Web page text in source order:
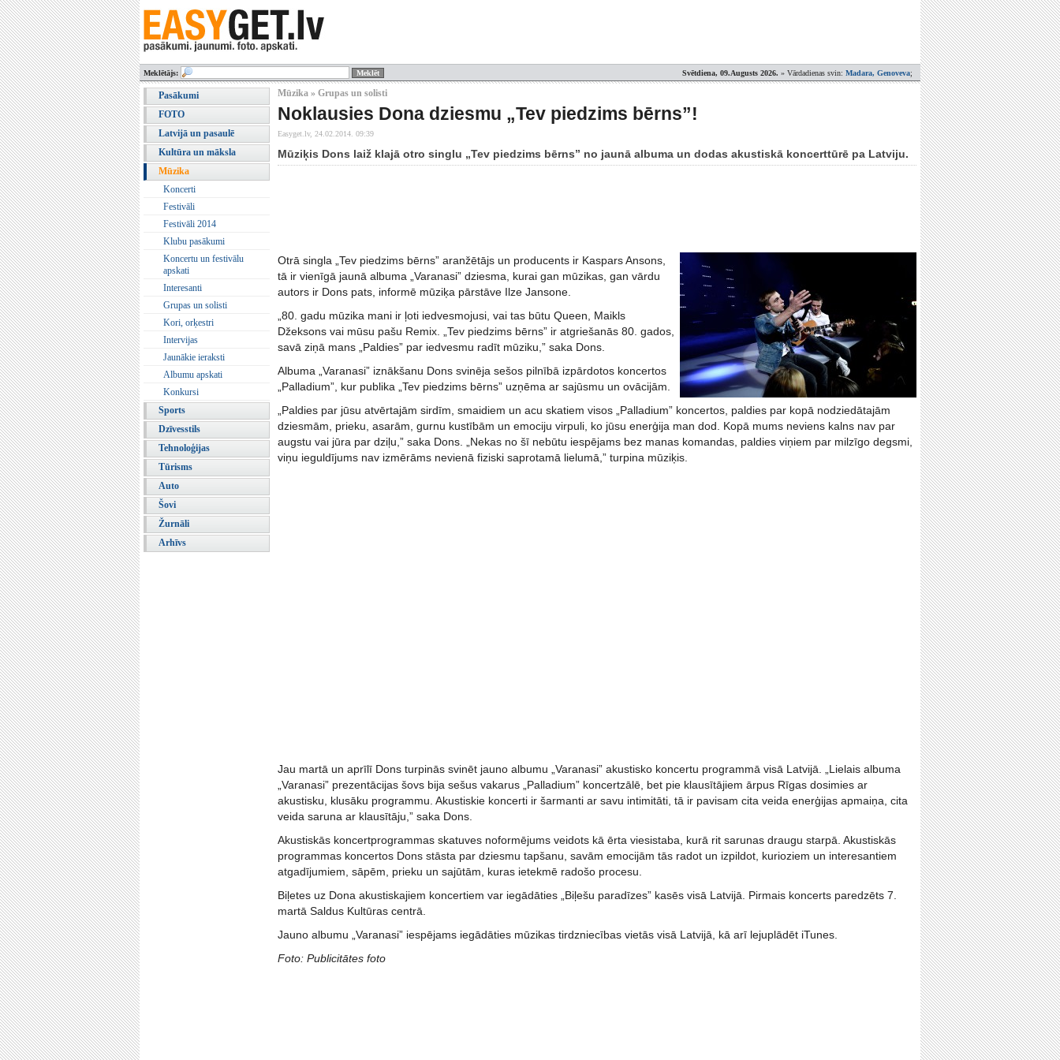
Svētdiena, 09.Augusts 2026. » Vārdadienas svin: Madara, Genoveva;
Meklētājs:
Pasākumi
FOTO
Latvijā un pasaulē
Kultūra un māksla
Mūzika
Koncerti
Festivāli
Festivāli 2014
Klubu pasākumi
Koncertu un festivālu
apskati
Interesanti
Grupas un solisti
Kori, orķestri
Intervijas
Jaunākie ieraksti
Albumu apskati
Konkursi
Sports
Dzīvesstils
Tehnoloģijas
Tūrisms
Auto
Šovi
Žurnāli
Arhīvs
Mūzika » Grupas un solisti
Noklausies Dona dziesmu „Tev piedzims bērns”!
Easyget.lv, 24.02.2014. 09:39
Mūziķis Dons laiž klajā otro singlu „Tev piedzims bērns” no jaunā albuma un dodas akustiskā koncerttūrē pa Latviju.
Otrā singla „Tev piedzims bērns” aranžētājs un producents ir Kaspars Ansons,
tā ir vienīgā jaunā albuma „Varanasi” dziesma, kurai gan mūzikas, gan vārdu
autors ir Dons pats, informē mūziķa pārstāve Ilze Jansone.
„80. gadu mūzika mani ir ļoti iedvesmojusi, vai tas būtu Queen, Maikls
Džeksons vai mūsu pašu Remix. „Tev piedzims bērns” ir atgriešanās 80. gados,
savā ziņā mans „Paldies” par iedvesmu radīt mūziku,” saka Dons.
Albuma „Varanasi” iznākšanu Dons svinēja sešos pilnībā izpārdotos koncertos
„Palladium”, kur publika „Tev piedzims bērns” uzņēma ar sajūsmu un ovācijām.
„Paldies par jūsu atvērtajām sirdīm, smaidiem un acu skatiem visos „Palladium” koncertos, paldies par kopā nodziedātajām
dziesmām, prieku, asarām, gurnu kustībām un emociju virpuli, ko jūsu enerģija man dod. Kopā mums neviens kalns nav par
augstu vai jūra par dziļu,” saka Dons. „Nekas no šī nebūtu iespējams bez manas komandas, paldies viņiem par milzīgo degsmi,
viņu ieguldījums nav izmērāms nevienā fiziski saprotamā lielumā,” turpina mūziķis.
Jau martā un aprīlī Dons turpinās svinēt jauno albumu „Varanasi” akustisko koncertu programmā visā Latvijā. „Lielais albuma
„Varanasi” prezentācijas šovs bija sešus vakarus „Palladium” koncertzālē, bet pie klausītājiem ārpus Rīgas dosimies ar
akustisku, klusāku programmu. Akustiskie koncerti ir šarmanti ar savu intimitāti, tā ir pavisam cita veida enerģijas apmaiņa, cita
veida saruna ar klausītāju,” saka Dons.
Akustiskās koncertprogrammas skatuves noformējums veidots kā ērta viesistaba, kurā rit sarunas draugu starpā. Akustiskās
programmas koncertos Dons stāsta par dziesmu tapšanu, savām emocijām tās radot un izpildot, kurioziem un interesantiem
atgadījumiem, sāpēm, prieku un sajūtām, kuras ietekmē radošo procesu.
Biļetes uz Dona akustiskajiem koncertiem var iegādāties „Biļešu paradīzes” kasēs visā Latvijā. Pirmais koncerts paredzēts 7.
martā Saldus Kultūras centrā.
Jauno albumu „Varanasi” iespējams iegādāties mūzikas tirdzniecības vietās visā Latvijā, kā arī lejuplādēt iTunes.
Foto: Publicitātes foto